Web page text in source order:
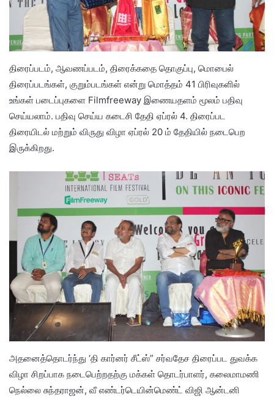
திரைப்படம், ஆவணப்படம், திரைக்கதை தொகுப்பு, மொபைல்
திரைப்படங்கள், குறும்படங்கள் என்று மொத்தம் 41 பிரிவுகளில்
உங்கள் படைப்புகளை Filmfreeway இணையதளம் மூலம் பதிவு
செய்யலாம். பதிவு செய்ய கடைசி தேதி ஏப்ரல் 4. திரைப்பட
திரையிடல் மற்றும் விருது விழா ஏப்ரல் 20 ம் தேதியில் நடைபெற
இருக்கிறது.
அதனைத்தொடர்ந்து ‘தி கார்னர் சீட்ஸ்” சர்வதேச திரைப்பட துவக்க
விழா சிறப்பாக நடைபெற்றதற்கு மக்கள் தொடர்பாளர், கலைமாமணி
நெல்லை சுந்தராஜன், வீ எண்டர்டெயின்மெண்ட் விஜி ஆன்டனி